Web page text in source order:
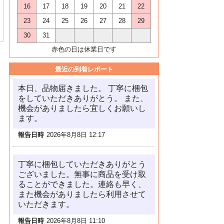
16
17 18 19 20 21
22
23
24 25 26 27 28
29
30
31
赤色の日は休業日です
最近の到着レポート
本日、品物届きました。 丁寧に梱包
をしていただきありがとう。 また、
機会がありましたら宜しくお願いし
ます。
報告日時 2026年8月8日 12:17
丁寧に梱包していただきありがとう
ございました。無事に商品を受け取
ることができました。連絡も早く、
また機会がありましたら利用させて
いただきます。
報告日時 2026年8月8日 11:10